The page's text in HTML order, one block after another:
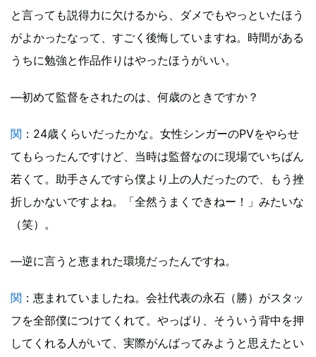
と言っても説得力に欠けるから、ダメでもやっといたほう
がよかったなって、すごく後悔していますね。時間がある
うちに勉強と作品作りはやったほうがいい。
―初めて監督をされたのは、何歳のときですか？
関 ：24歳くらいだったかな。女性シンガーのPVをやらせ
てもらったんですけど、当時は監督なのに現場でいちばん
若くて。助手さんですら僕より上の人だったので、もう挫
折しかないですよね。「全然うまくできねー！」みたいな
（笑）。
―逆に言うと恵まれた環境だったんですね。
関 ：恵まれていましたね。会社代表の永石（勝）がスタッ
フを全部僕につけてくれて。やっぱり、そういう背中を押
してくれる人がいて、実際がんばってみようと思えたとい